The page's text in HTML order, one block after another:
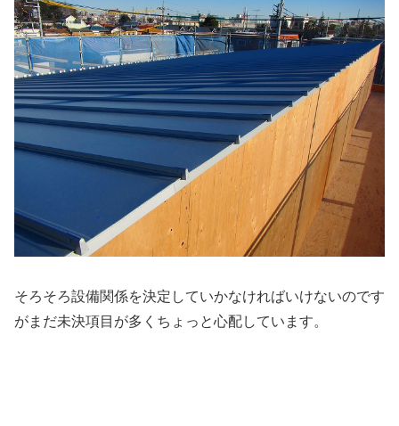
そろそろ設備関係を決定していかなければいけないのです
がまだ未決項目が多くちょっと心配しています。